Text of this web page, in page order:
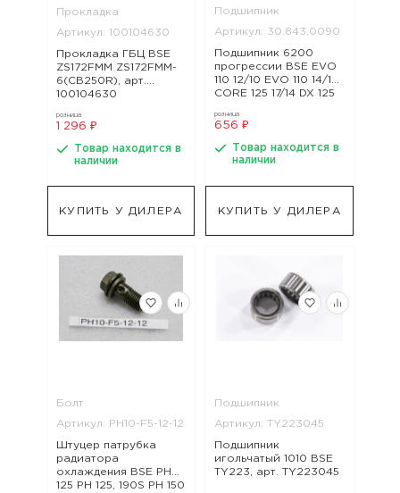
Прокладка
Артикул: 100104630
Прокладка ГБЦ BSE
ZS172FMM ZS172FMM-
6(CB250R), арт.
100104630
розница
1 296 ₽
Товар находится в
наличии
КУПИТЬ У ДИЛЕРА
Подшипник
Артикул: 30.843.0090
Подшипник 6200
прогрессии BSE EVO
110 12/10 EVO 110 14/12
CORE 125 17/14 DX 125
PH10 125L 17/14, арт.
розница
656 ₽
Товар находится в
наличии
КУПИТЬ У ДИЛЕРА
Болт
Артикул: PH10-F5-12-12
Штуцер патрубка
радиатора
охлаждения BSE PH
125 PH 125, 190S PH 150
Подшипник
Артикул: TY223045
Подшипник
игольчатый 1010 BSE
TY223, арт. TY223045